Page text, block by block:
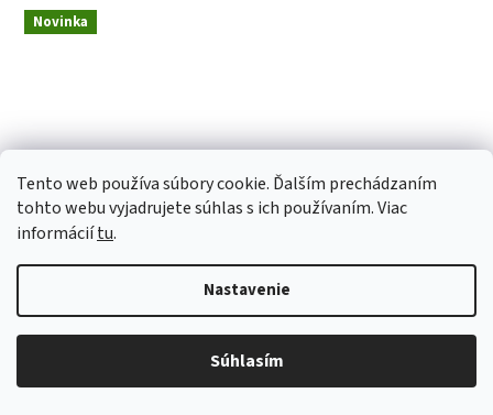
Tento web používa súbory cookie. Ďalším prechádzaním
tohto webu vyjadrujete súhlas s ich používaním. Viac
informáciítu.
Nastavenie
Súhlasím
O
Novinka
Z
ZADARMO
Sukňa na traky a tričko Mayoral - 1602803021